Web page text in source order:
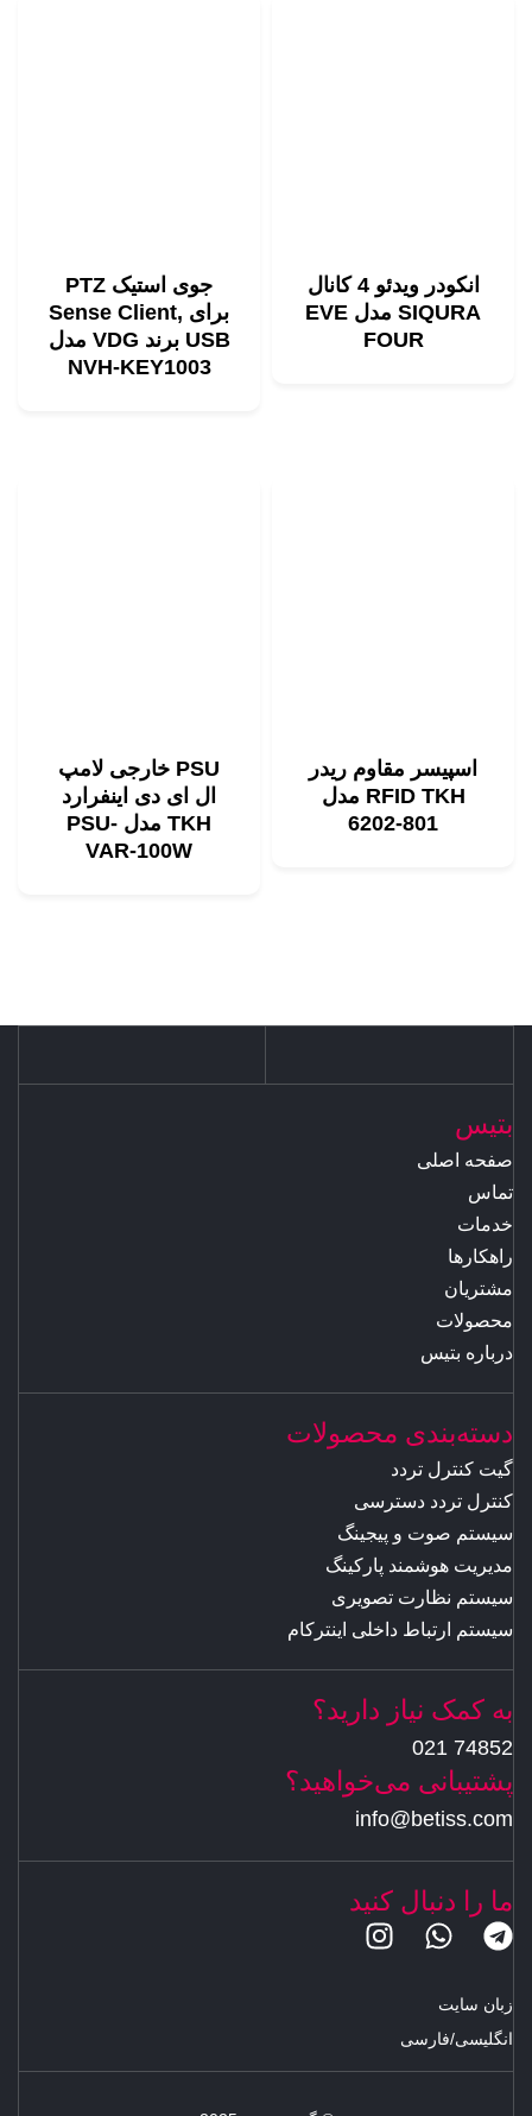
انکودر ویدئو 4 کانال
SIQURA مدل EVE
FOUR
جوی استیک PTZ
برای Sense Client,
USB برند VDG مدل
NVH-KEY1003
اسپیسر مقاوم ریدر
RFID TKH مدل
801-6202
PSU خارجی لامپ
ال ای دی اینفرارد
TKH مدل PSU-
VAR-100W
بتیس
صفحه اصلی
تماس
خدمات
راهکارها
مشتریان
محصولات
درباره بتیس
دسته‌بندی محصولات
گیت کنترل تردد
کنترل تردد دسترسی
سیستم صوت و پیجینگ
مدیریت هوشمند پارکینگ
سیستم نظارت تصویری
سیستم ارتباط داخلی اینترکام
به کمک نیاز دارید؟
74852 021
پشتیبانی می‌خواهید؟
info@betiss.com
ما را دنبال کنید
زبان سایت
انگلیسی/فارسی